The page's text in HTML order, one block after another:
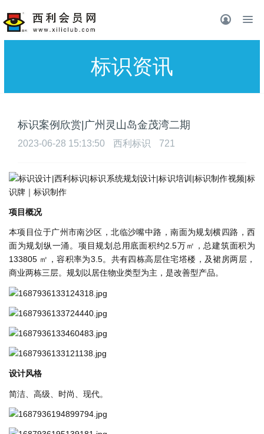
标识资讯
标识案例欣赏|广州灵⼭岛⾦茂湾二期
2023-06-28 15:13:50 西利标识 721
项⽬概况
本项⽬位于⼴州市南沙区，北临沙嘴中路，南⾯为规划横四路，西
⾯为规划纵⼀涌。项⽬规划总⽤底⾯积约2.5万㎡，总建筑⾯积为
133805 ㎡，容积率为3.5。共有四栋⾼层住宅塔楼，及裙房两层，
商业两栋三层。规划以居住物业类型为主，是改善型产品。
设计⻛格
简洁、⾼级、时尚、现代。